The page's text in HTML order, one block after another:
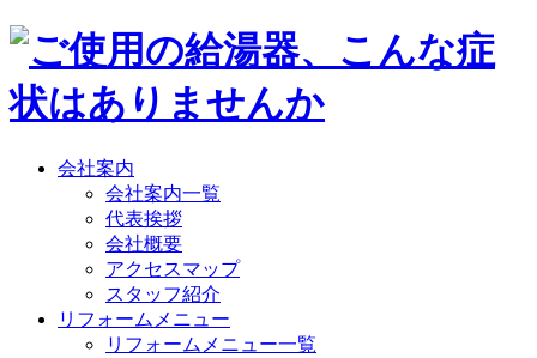
会社案内
会社案内一覧
代表挨拶
会社概要
アクセスマップ
スタッフ紹介
リフォームメニュー
リフォームメニュー一覧